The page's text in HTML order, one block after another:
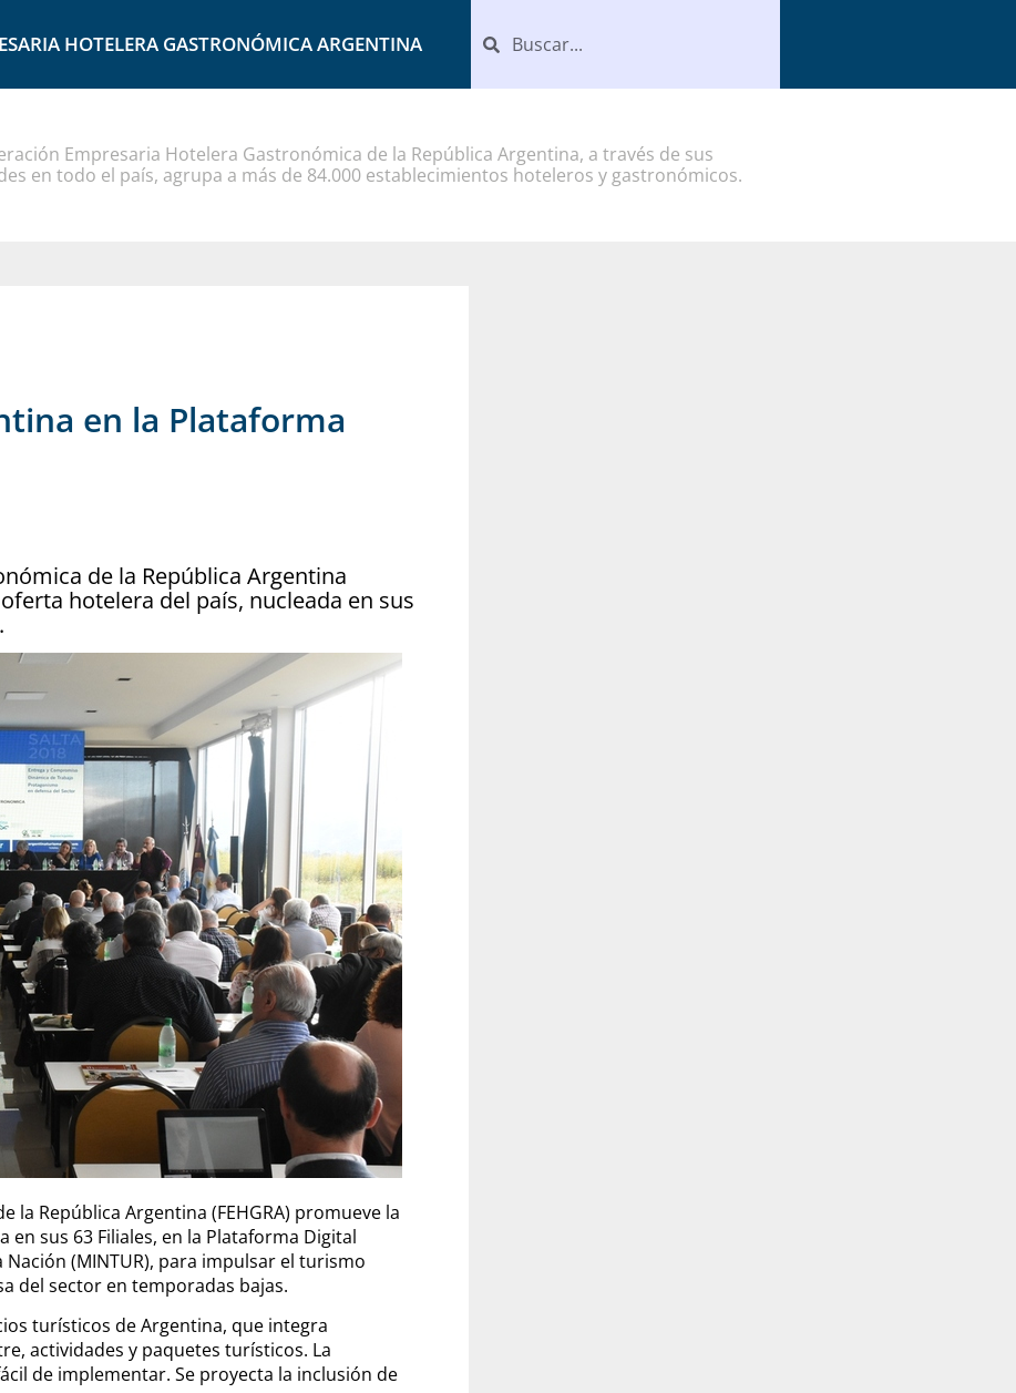
HOTELERA GASTRONÓMICA ARGENTINA
Empresaria Hotelera Gastronómica de la República Argentina, a través de sus
en todo el país, agrupa a más de 84.000 establecimientos hoteleros y gastronómicos.
en la Plataforma
de la República Argentina
hotelera del país, nucleada en sus
la República Argentina (FEHGRA) promueve la
sus 63 Filiales, en la Plataforma Digital
(MINTUR), para impulsar el turismo
del sector en temporadas bajas.
turísticos de Argentina, que integra
actividades y paquetes turísticos. La
de implementar. Se proyecta la inclusión de